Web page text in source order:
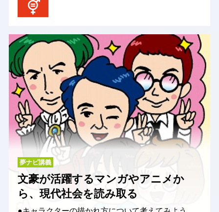
夢ナビ講義
文豪が活躍するマンガやアニメか
ら、現代社会を読み取る